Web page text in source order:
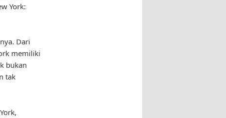
York:
Dari
memiliki
bukan
tak